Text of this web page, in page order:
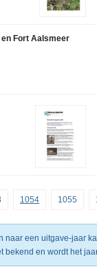
en Fort Aalsmeer
1054 1055
naar een uitgave-jaar
bekend en wordt het